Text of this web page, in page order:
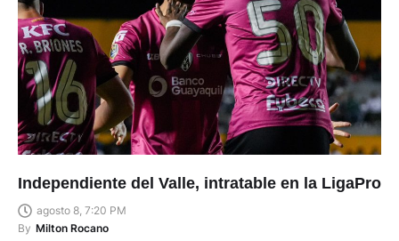
Independiente del Valle, intratable en la LigaPro
agosto 8, 7:20 PM
By Milton Rocano